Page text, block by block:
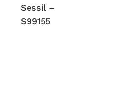
Sessil –
S99155